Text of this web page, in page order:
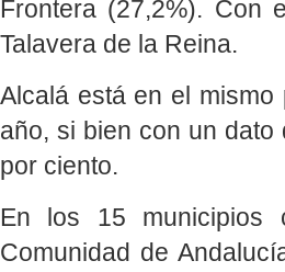
Frontera (27,2%). Con
Talavera de la Reina.
Alcalá está en el
año, si bien con un
por ciento.
En los 15 municipios
Comunidad de